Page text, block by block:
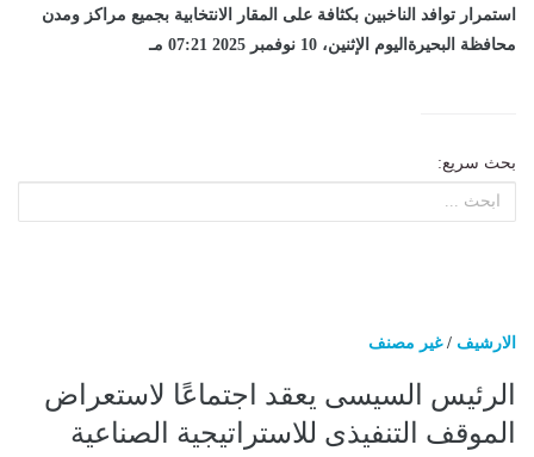
استمرار توافد الناخبين بكثافة على المقار الانتخابية بجميع مراكز ومدن
محافظة البحيرةاليوم الإثنين، 10 نوفمبر 2025 07:21 مـ
بحث سريع:
الارشيف /غير مصنف
الرئيس السيسى يعقد اجتماعًا لاستعراض
الموقف التنفيذى للاستراتيجية الصناعية